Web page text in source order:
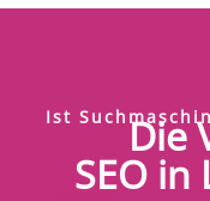
Ist Die
SEO